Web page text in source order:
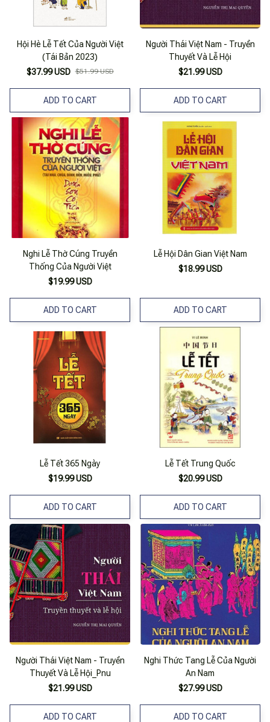
Hội Hè Lễ Tết Của Người Việt
(Tái Bản 2023)
$37.99 USD $51.99 USD
ADD TO CART
Người Thái Việt Nam - Truyền
Thuyết Và Lễ Hội
$21.99 USD
ADD TO CART
Nghi Lễ Thờ Cúng Truyền
Thống Của Người Việt
$19.99 USD
ADD TO CART
Lễ Hội Dân Gian Việt Nam
$18.99 USD
ADD TO CART
Lễ Tết 365 Ngày
$19.99 USD
ADD TO CART
Lễ Tết Trung Quốc
$20.99 USD
ADD TO CART
Người Thái Việt Nam - Truyền
Thuyết Và Lễ Hội_Pnu
$21.99 USD
ADD TO CART
Nghi Thức Tang Lễ Của Người
An Nam
$27.99 USD
ADD TO CART